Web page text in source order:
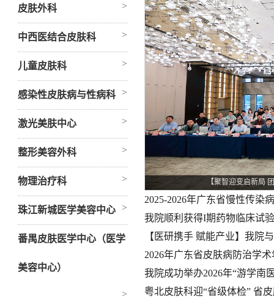
皮肤外科 >
中西医结合皮肤科 >
儿童皮肤科 >
感染性皮肤病与性病科 >
激光美肤中心 >
整形美容外科 >
物理治疗科 >
珠江新城医学美容中心 >
番禺皮肤医学中心（医学
美容中心）
>
【聚智迎变启新局
2025-2026年广东省慢性传染
我院顺利获得I期药物临床试
【医研携手 赋能产业】我院
2026年广东省皮肤病防治学
我院成功举办2026年“游学南
粤北皮肤科迎“省级体检” 省